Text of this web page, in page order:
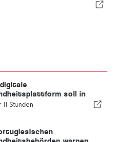
soll in
eingeführt werden
11 Stunden